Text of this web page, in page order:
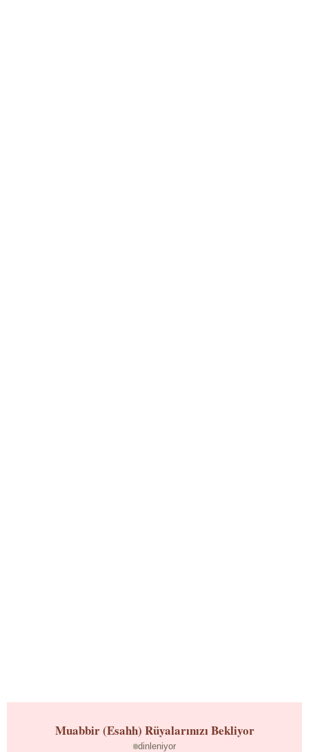
Muabbir (Esahh) Rüyalarınızı Bekliyor
dinleniyor